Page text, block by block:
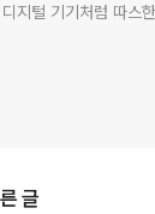
지털 기기처럼 따스
글